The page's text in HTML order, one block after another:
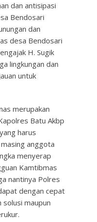
dan antisipasi
Bendosari
dan
desa Bendosari
H. Sugik
lingkungan dan
untuk
merupakan
Batu Akbp
harus
anggota
menyerap
Kamtibmas
nantinya Polres
dengan cepat
solusi maupun